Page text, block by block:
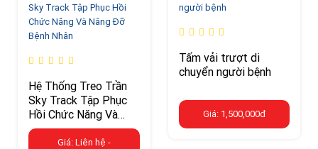
Hệ Thống Treo Trần
Sky Track Tập Phục
Hồi Chức Năng Và
Nâng Đỡ Bệnh Nhân
Giá: Liên hệ -
Tấm vải trượt di
chuyển người bệnh
Giá: 1,500,000đ